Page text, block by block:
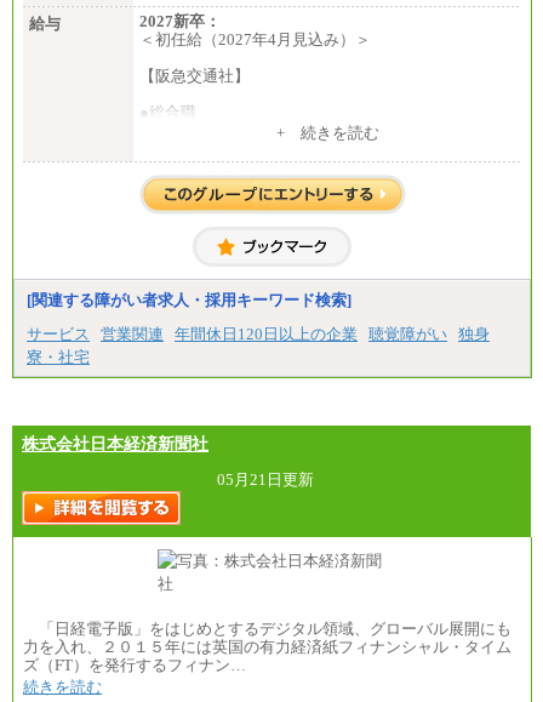
給与
2027新卒：
＜初任給（2027年4月見込み）＞
【阪急交通社】
●総合職
(※3)、239,000円(※4)、237,000円（※5）
・専門・短大卒
(※3)、218,500円(※4)、216,500円（※5）
※1…東京都、埼玉県、千葉県、神奈川県
※2…大阪府、京都府、兵庫県、滋賀県
※3…愛知県、静岡県
※4…北海道、宮城県、栃木県、群馬県、長野県、新
県、福島県、山形県
・月給には一律地域手当を含んだ金額を表示
（一律地域手当：※1…36,000円、※2…33,000円、
※3…28,000円、※4…25,000円、※5…23,000円）
・試用期間中も給与変更なし
●基幹職（地域限定社員）
・大学・院卒／月給185,000 円～219,000 円 ※勤務地
により異なる。
〈大阪・兵庫〉209,000 円
〈愛知〉194,500 円 〈福岡〉1
85,000 円
+ 続きを読む
[関連する障がい者求人・採用キーワード検索]
サービス
営業関連 年間休日120日以上の企業 聴覚障がい 独身
寮・社宅
株式会社日本経済新聞社
05月21日更新
「日経電子版」をはじめとするデジタル領域、グローバル展開にも
力を入れ、２０１５年には英国の有力経済紙フィナンシャル・タイム
ズ（FT）を発行するフィナン…
続きを読む